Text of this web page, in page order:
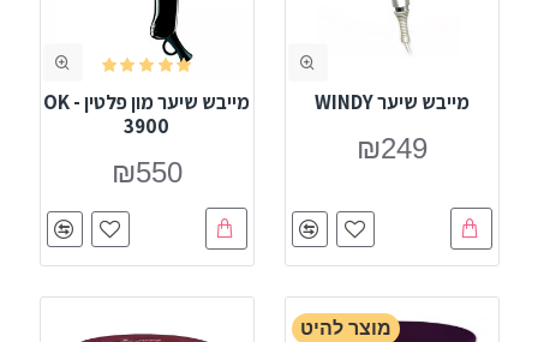
מייבש שיער WINDY
₪249
מייבש שיער מון פלטין - OK
3900
₪550
מוצר להיט